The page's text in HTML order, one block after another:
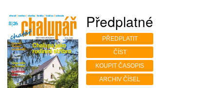
Předplatné
PŘEDPLATIT
ČÍST
KOUPIT ČASOPIS
ARCHIV ČÍSEL